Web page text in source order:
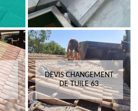
DEVIS CHANGEMENT
DE TUILE 63